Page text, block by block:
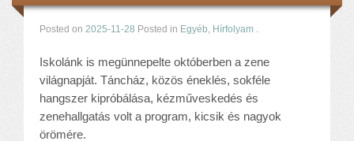
Intézményvezetői megbízás dokumentumai
Órarendek (2025/26. tanév)
Szakkörök
Tanév rendje
Diákigazolvány
Középfokú beiskolázás a 2026-2027-ös tanévben
Posted on 2025-11-28 Posted in Egyéb, Hírfolyam .
Iskolánk is megünnepelte októberben a zene
világnapját. Táncház, közös éneklés, sokféle
hangszer kipróbálása, kézműveskedés és
zenehallgatás volt a program, kicsik és nagyok
örömére.